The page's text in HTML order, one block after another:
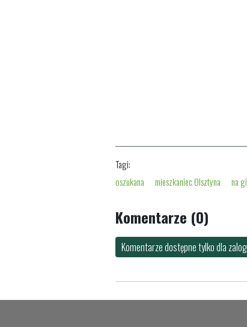
Tagi:
oszukana
mieszkaniec Olsztyna na
Komentarze (0)
Komentarze dostępne tylko dla